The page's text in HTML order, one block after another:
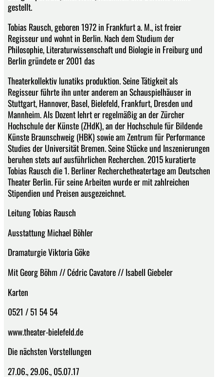
gestellt.
Tobias Rausch, geboren 1972 in Frankfurt a. M., ist freier
Regisseur und wohnt in Berlin. Nach dem Studium der
Philosophie, Literaturwissenschaft und Biologie in Freiburg und
Berlin gründete er 2001 das
Theaterkollektiv lunatiks produktion. Seine Tätigkeit als
Regisseur führte ihn unter anderem an Schauspielhäuser in
Stuttgart, Hannover, Basel, Bielefeld, Frankfurt, Dresden und
Mannheim. Als Dozent lehrt er regelmäßig an der Zürcher
Hochschule der Künste (ZHdK), an der Hochschule für Bildende
Künste Braunschweig (HBK) sowie am Zentrum für Performance
Studies der Universität Bremen. Seine Stücke und Inszenierungen
beruhen stets auf ausführlichen Recherchen. 2015 kuratierte
Tobias Rausch die 1. Berliner Recherchetheatertage am Deutschen
Theater Berlin. Für seine Arbeiten wurde er mit zahlreichen
Stipendien und Preisen ausgezeichnet.
Leitung Tobias Rausch
Ausstattung Michael Böhler
Dramaturgie Viktoria Göke
Mit Georg Böhm // Cédric Cavatore // Isabell Giebeler
Karten
0521 / 51 54 54
www.theater-bielefeld.de
Die nächsten Vorstellungen
27.06., 29.06., 05.07.17